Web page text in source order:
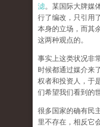
滤。某国际大牌媒
行了编改，只引用
本身的立场，而其
这两种观点的。
事实上这类状况非
时候都通过媒介来
权者和投资人，于
们希望我们看到的
很多国家的确有民
里不存在，相反它